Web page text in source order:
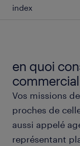
index
types de
travailler en
(f/h)
obtenir un
en quoi
Vos missions
proches de
aussi appelé
représentant